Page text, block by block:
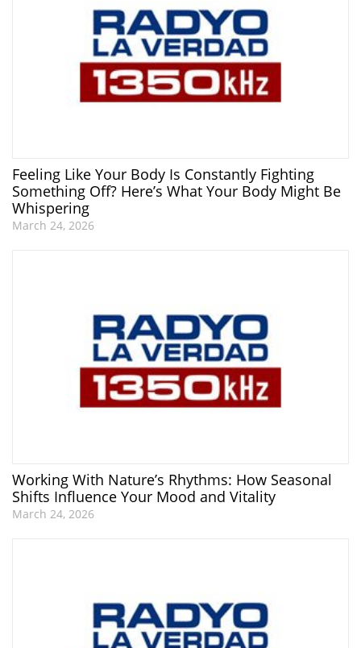
Feeling Like Your Body Is Constantly Fighting
Something Off? Here’s What Your Body Might Be
Whispering
March 24, 2026
Working With Nature’s Rhythms: How Seasonal
Shifts Influence Your Mood and Vitality
March 24, 2026